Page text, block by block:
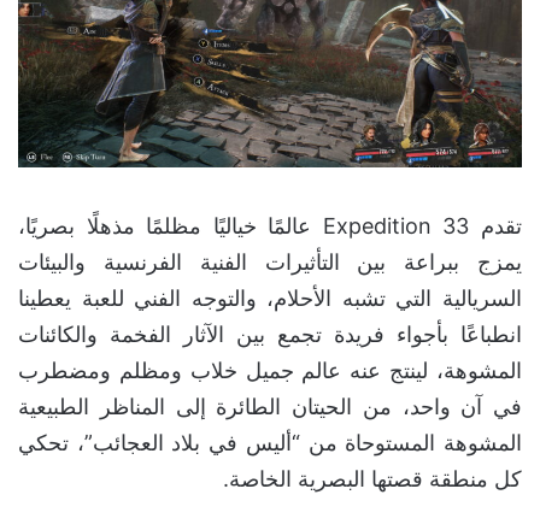
تقدم Expedition 33 عالمًا خياليًا مظلمًا مذهلًا بصريًا،
يمزج ببراعة بين التأثيرات الفنية الفرنسية والبيئات
السريالية التي تشبه الأحلام، والتوجه الفني للعبة يعطينا
انطباعًا بأجواء فريدة تجمع بين الآثار الفخمة والكائنات
المشوهة، لينتج عنه عالم جميل خلاب ومظلم ومضطرب
في آن واحد، من الحيتان الطائرة إلى المناظر الطبيعية
المشوهة المستوحاة من “أليس في بلاد العجائب”، تحكي
كل منطقة قصتها البصرية الخاصة.